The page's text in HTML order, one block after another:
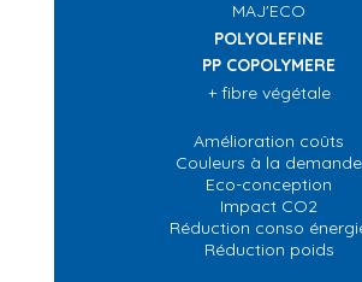
MAJ'ECO
POLYOLEFINE
PP COPOLYMERE
+ fibre végétale
Amélioration coûts
Couleurs à la demande
Eco-conception
Impact CO2
Réduction conso
Réduction poids